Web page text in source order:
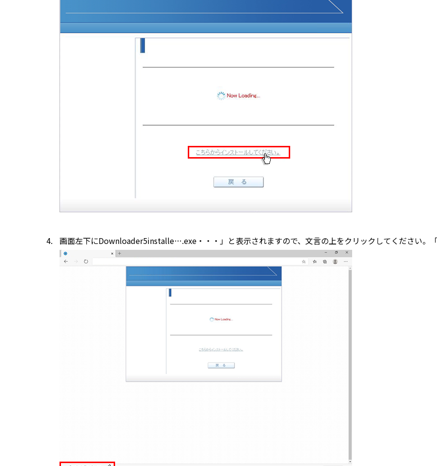
画面左下にDownloader5installe….exe・・・」と表示されますので、文言の上をクリックしてください。